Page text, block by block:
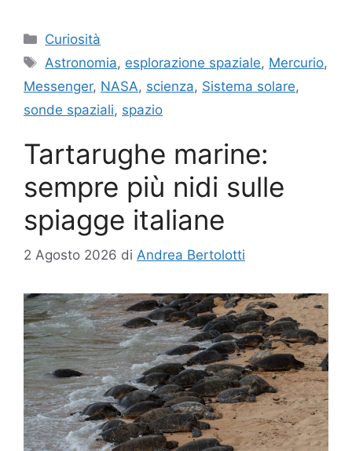
Categorie
Curiosità
Tag
Astronomia, esplorazione spaziale, Mercurio,
Messenger, NASA, scienza, Sistema solare,
sonde spaziali, spazio
Tartarughe marine:
sempre più nidi sulle
spiagge italiane
2 Agosto 2026 di Andrea Bertolotti